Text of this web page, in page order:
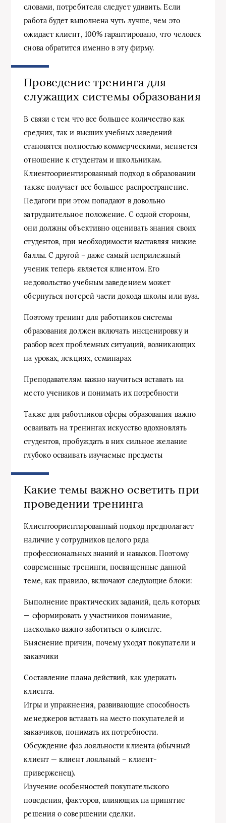
словами, потребителя следует удивить. Если
работа будет выполнена чуть лучше, чем это
ожидает клиент, 100% гарантировано, что человек
снова обратится именно в эту фирму.
Проведение тренинга для
служащих системы образования
В связи с тем что все большее количество как
средних, так и высших учебных заведений
становятся полностью коммерческими, меняется
отношение к студентам и школьникам.
Клиентоориентированный подход в образовании
также получает все большее распространение.
Педагоги при этом попадают в довольно
затруднительное положение. С одной стороны,
они должны объективно оценивать знания своих
студентов, при необходимости выставляя низкие
баллы. С другой – даже самый неприлежный
ученик теперь является клиентом. Его
недовольство учебным заведением может
обернуться потерей части дохода школы или вуза.
Поэтому тренинг для работников системы
образования должен включать инсценировку и
разбор всех проблемных ситуаций, возникающих
на уроках, лекциях, семинарах
Преподавателям важно научиться вставать на
место учеников и понимать их потребности
Также для работников сферы образования важно
осваивать на тренингах искусство вдохновлять
студентов, пробуждать в них сильное желание
глубоко осваивать изучаемые предметы
Какие темы важно осветить при
проведении тренинга
Клиентоориентированный подход предполагает
наличие у сотрудников целого ряда
профессиональных знаний и навыков. Поэтому
современные тренинги, посвященные данной
теме, как правило, включают следующие блоки:
Выполнение практических заданий, цель которых
— сформировать у участников понимание,
насколько важно заботиться о клиенте.
Выяснение причин, почему уходят покупатели и
заказчики
Составление плана действий, как удержать
клиента.
Игры и упражнения, развивающие способность
менеджеров вставать на место покупателей и
заказчиков, понимать их потребности.
Обсуждение фаз лояльности клиента (обычный
клиент — клиент лояльный – клиент-
приверженец).
Изучение особенностей покупательского
поведения, факторов, влияющих на принятие
решения о совершении сделки.